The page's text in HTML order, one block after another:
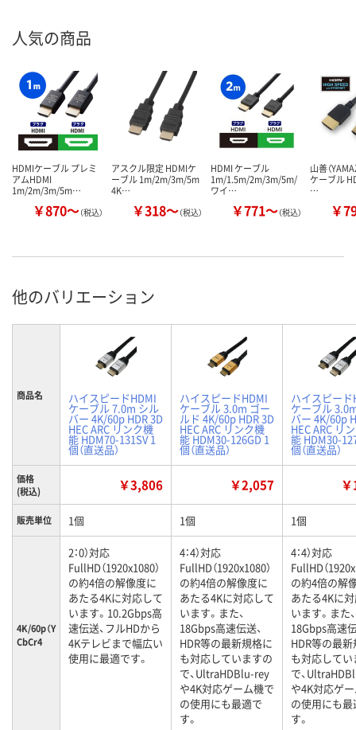
人気の商品
HDMIケーブル プレミ
アムHDMI
1m/2m/3m/5m…
￥870～（税込）
アスクル限定 HDMIケ
ーブル 1m/2m/3m/5m
4K…
￥318～（税込）
HDMI ケーブル
1m/1.5m/2m/3m/5m/
ワイ…
￥771～（税込）
山善（
ケーブル
…
￥
他のバリエーション
商品名 ハイスピードHDMI
ケーブル 7.0m シル
バー 4K/60p HDR 3D
HEC ARC リンク機
能 HDM70-131SV 1
個（直送品）
ハイスピードHDMI
ケーブル 3.0m ゴー
ルド 4K/60p HDR 3D
HEC ARC リンク機
能 HDM30-126GD 1
個（直送品）
ハイスピード
ケーブル
バー 4K/60p
HEC ARC リ
能 HDM30-
個（直送品）
価格
(税込)
￥3,806 ￥2,057
販売単位 1個 1個 1個
4K/60p（Y
CbCr4
2：0）対応
FullHD（1920x1080）
の約4倍の解像度に
あたる4Kに対応して
います。10.2Gbps高
速伝送、フルHDから
4Kテレビまで幅広い
使用に最適です。
4：4）対応
FullHD（1920x1080）
の約4倍の解像度に
あたる4Kに対応して
います。また、
18Gbps高速伝送、
HDR等の最新規格に
も対応していますの
で、UltraHDBlu-rey
や4K対応ゲーム機で
の使用にも最適で
す。
4：4）対応
FullHD（
の約4倍の解
あたる4Kに
います。また、
18Gbps高速
HDR等の最
も対応して
で、
や4K対応ゲ
の使用にも最
す。